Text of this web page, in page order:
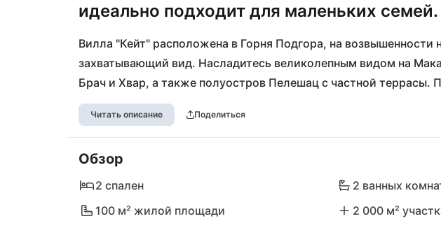
идеально подходит для маленьких семей.
Вилла "Кейт" расположена в Горня Подгора, на возвышенности
захватывающий вид. Насладитесь великолепным видом на
Брач и Хвар, а также полуостров Пелешац с частной террасы.
портовый и курортный городок, в 10 км к юго-востоку от
Здесь вы найдете красивый пляж из мелкого гравия длиной 4
ресторанов для вечерних посиделок. Аэропорт Сплит
на автомобиле.
Читать описание Поделиться
Обзор
2 спален
2 ванных
100 м² жилой площади
2 000 м²